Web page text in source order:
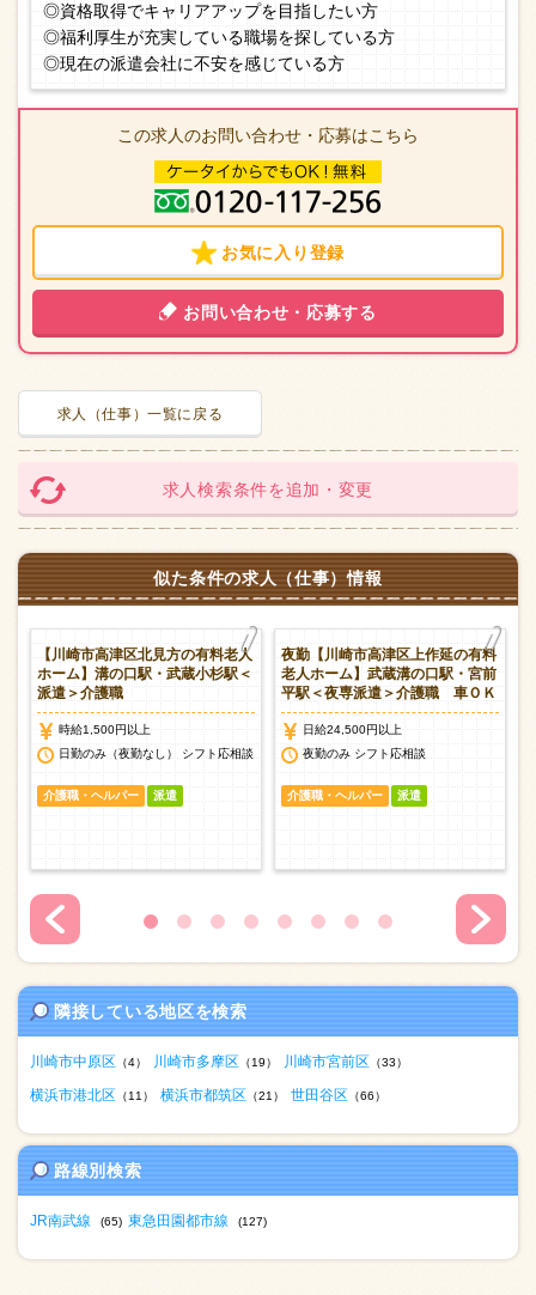
◎資格取得でキャリアアップを目指したい方
◎福利厚生が充実している職場を探している方
◎現在の派遣会社に不安を感じている方
この求人のお問い合わせ・応募はこちら
お気に入り登録
お問い合わせ・応募する
求人（仕事）一覧に戻る
求人検索条件を追加・変更
似た条件の求人（仕事）情報
【川崎市高津区北見方の有料老人
ホーム】溝の口駅・武蔵小杉駅＜
派遣＞介護職
時給1,500円以上
日勤のみ（夜勤なし） シフト応相談
介護職・ヘルパー 派遣
夜勤【川崎市高津区上作延の有料
老人ホーム】武蔵溝の口駅・宮前
平駅＜夜専派遣＞介護職 車ＯＫ
日給24,500円以上
夜勤のみ シフト応相談
介護職・ヘルパー 派遣
隣接している地区を検索
川崎市中原区 （4） 川崎市多摩区 （19） 川崎市宮前区 （33）
横浜市港北区 （11） 横浜市都筑区 （21） 世田谷区 （66）
路線別検索
JR南武線 (65) 東急田園都市線 (127)